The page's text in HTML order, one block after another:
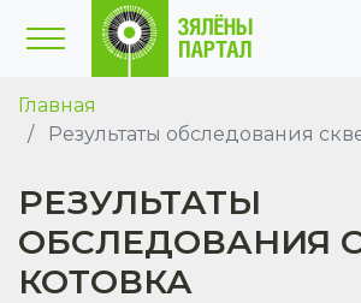
Главная
Результаты обследования
РЕЗУЛЬТАТЫ
ОБСЛЕДОВАНИЯ
КОТОВКА